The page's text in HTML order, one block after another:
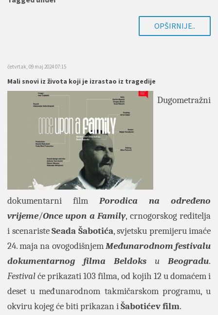
OPŠIRNIJE..
četvrtak, 09 maj 2024 07:15
Mali snovi iz života koji je izrastao iz tragedije
Dugometražni
dokumentarni film Porodica na određeno
vrijeme/Once upon a Family, crnogorskog reditelja
i scenaristeSeada Šabotića, svjetsku premijeru imaće
24. maja na ovogodišnjemMeđunarodnom festivalu
dokumentarnog filma
Beldoks u Beogradu.
Festivalće prikazati 103 filma, od kojih 12 u domaćem i
deset u međunarodnom takmičarskom programu, u
okviru kojeg će biti prikazan iŠabotićev film.